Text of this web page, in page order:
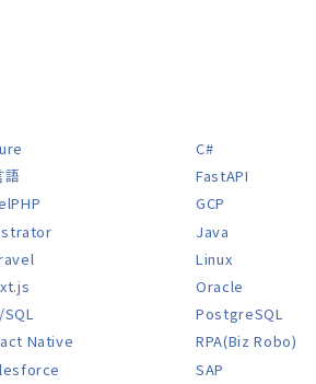
C#
語
FastAPI
GCP
Java
Linux
Oracle
SQL
PostgreSQL
Native
RPA(Biz Robo)
SAP